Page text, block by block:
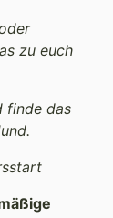
zu euch
finde das